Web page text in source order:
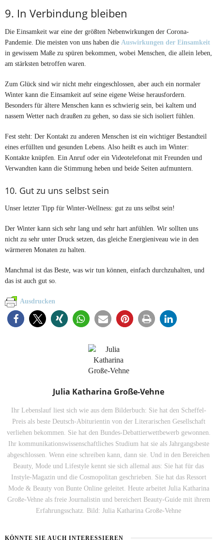
9. In Verbindung bleiben
Die Einsamkeit war eine der größten Nebenwirkungen der Corona-
Pandemie. Die meisten von uns haben die Auswirkungen der Einsamkeit
in gewissem Maße zu spüren bekommen, wobei Menschen, die allein leben,
am stärksten betroffen waren.
Zum Glück sind wir nicht mehr eingeschlossen, aber auch ein normaler
Winter kann die Einsamkeit auf seine eigene Weise herausfordern.
Besonders für ältere Menschen kann es schwierig sein, bei kaltem und
nassem Wetter nach draußen zu gehen, so dass sie sich isoliert fühlen.
Fest steht: Der Kontakt zu anderen Menschen ist ein wichtiger Bestandteil
eines erfüllten und gesunden Lebens. Also heißt es auch im Winter:
Kontakte knüpfen. Ein Anruf oder ein Videotelefonat mit Freunden und
Verwandten kann die Stimmung heben und beide Seiten aufmuntern.
10. Gut zu uns selbst sein
Unser letzter Tipp für Winter-Wellness: gut zu uns selbst sein!
Der Winter kann sich sehr lang und sehr hart anfühlen. Wir sollten uns
nicht zu sehr unter Druck setzen, das gleiche Energieniveau wie in den
wärmeren Monaten zu halten.
Manchmal ist das Beste, was wir tun können, einfach durchzuhalten, und
das ist auch gut so.
Ausdrucken
Julia Katharina Große-Vehne
Ihr Lebenslauf liest sich wie aus dem Bilderbuch: Sie hat den Scheffel-
Preis als beste Deutsch-Abiturientin von der Literarischen Gesellschaft
verliehen bekommen. Sie hat den Bundes-Debattierwettbewerb gewonnen.
Ihr kommunikationswissenschaftliches Studium hat sie als Jahrgangsbeste
abgeschlossen. Wenn eine schreiben kann, dann sie. Und in den Bereichen
Beauty, Mode und Lifestyle kennt sie sich allemal aus: Sie hat für das
Instyle-Magazin und die Cosmopolitan geschrieben. Sie hat das Ressort
Mode & Beauty von Bunte Online geleitet. Heute arbeitet Julia Katharina
Große-Vehne als freie Journalistin und bereichert Beauty-Guide mit ihrem
Erfahrungsschatz. Bild: Julia Katharina Große-Vehne
KÖNNTE SIE AUCH INTERESSIEREN